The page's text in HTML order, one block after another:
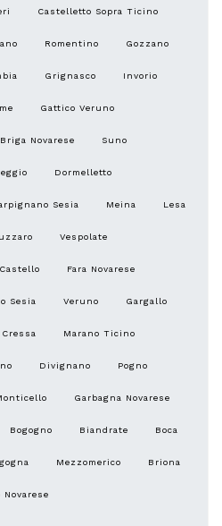
Castelletto Sopra Ticino
Romentino Gozzano
Grignasco Invorio
Gattico Veruno
Briga Novarese Suno
Dormelletto
Sesia Meina Lesa
Vespolate
Fara Novarese
Sesia Veruno Gargallo
Cressa Marano Ticino
Divignano Pogno
Garbagna Novarese
Bogogno Biandrate Boca
Mezzomerico Briona
Novarese